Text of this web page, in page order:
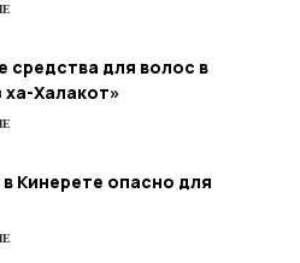
средства для волос в
ха-Халакот»
в Кинерете опасно для